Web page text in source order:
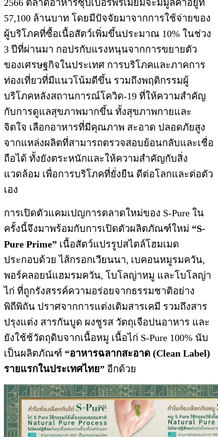
2566 ตลาดอาหารซุปเปอร์พรีเมี่ยมจะมีมูลค่าอยู่ที่
57,100 ล้านบาท โดยมีปัจจัยมาจากการใช้จ่ายของ
ผู้บริโภคที่ซื้อเนื้อสัตว์เพิ่มขึ้นประมาณ 10% ในช่วง
3 ปีที่ผ่านมา กอปรกับแรงหนุนจากการขยายตัว
ของเศรษฐกิจในประเทศ การบริโภคและภาคการ
ท่องเที่ยวที่มีแนวโน้มดีขึ้น รวมถึงพฤติกรรมผู้
บริโภคหลังสถานการณ์โควิด-19 ที่ให้ความสำคัญ
กับการดูแลสุขภาพมากขึ้น ทั้งสุขภาพกายและ
จิตใจ เลือกอาหารที่มีคุณภาพ สะอาด ปลอดภัยสูง
จากแหล่งผลิตที่สามารถตรวจสอบย้อนกลับและเชื่อ
ถือได้ ทั้งยังตระหนักและให้ความสำคัญกับสิ่ง
แวดล้อม เพื่อการบริโภคที่ยั่งยืน ดีต่อโลกและต่อตัว
เอง
การเปิดตัวแคมเปญการตลาดใหม่ของ S-Pure ใน
ครั้งนี้จึงมาพร้อมกับการเปิดตัวผลิตภัณฑ์ใหม่ “S-
Pure Prime” เนื้อสัตว์แปรรูปสไตล์โฮมเมด
ประกอบด้วย ไส้กรอกเวียนนา, เบคอนหมูรมควัน,
พอร์คลอยน์แฮมรมควัน, โบโลญ่าหมู และโบโลญ่า
ไก่ ที่ถูกรังสรรค์ความอร่อยจากธรรมชาติอย่าง
พิถีพิถัน ปราศจากการแต่งเติมสารเคมี รวมถึงสาร
ปรุงแต่ง สารกันบูด ผงชูรส วัตถุเจือปนอาหาร และ
ยังใช้ช้วัตถุดิบจากเนื้อหมู เนื้อไก่ S-Pure 100% นับ
เป็นผลิตภัณฑ์ “อาหารฉลากสะอาด (Clean Label)
รายแรกในประเทศไทย” อีกด้วย